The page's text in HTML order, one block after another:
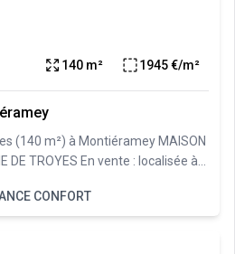
140 m² 1945 €/m²
(140 m²) à Montiéramey MAISON
DE TROYES En vente : localisée à
pied de 140 m² à Montiéramey
chambres, une cuisine et deux
est neuve. Le terrain de la
CONFORT